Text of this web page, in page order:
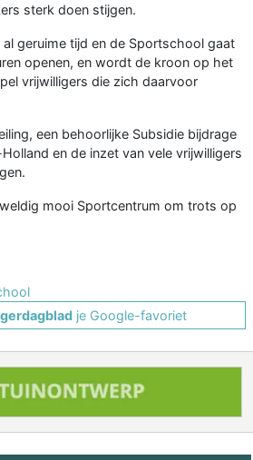
sterk doen stijgen.
geruime tijd en de Sportschool gaat
openen, en wordt de kroon op het
vrijwilligers die zich daarvoor
een behoorlijke Subsidie bijdrage
en de inzet van vele vrijwilligers
mooi Sportcentrum om trots op
je Google-favoriet